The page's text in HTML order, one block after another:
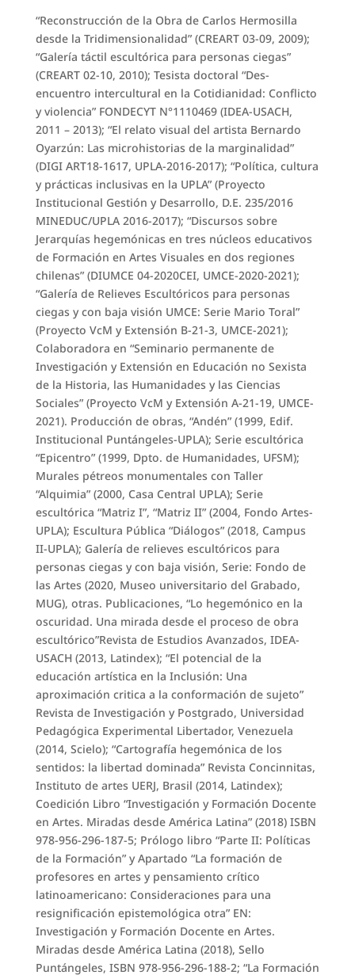
“Reconstrucción de la Obra de Carlos Hermosilla
desde la Tridimensionalidad” (CREART 03-09, 2009);
“Galería táctil escultórica para personas ciegas”
(CREART 02-10, 2010); Tesista doctoral “Des-
encuentro intercultural en la Cotidianidad: Conflicto
y violencia” FONDECYT N°1110469 (IDEA-USACH,
2011 – 2013); “El relato visual del artista Bernardo
Oyarzún: Las microhistorias de la marginalidad”
(DIGI ART18-1617, UPLA-2016-2017); “Política, cultura
y prácticas inclusivas en la UPLA” (Proyecto
Institucional Gestión y Desarrollo, D.E. 235/2016
MINEDUC/UPLA 2016-2017); “Discursos sobre
Jerarquías hegemónicas en tres núcleos educativos
de Formación en Artes Visuales en dos regiones
chilenas” (DIUMCE 04-2020CEI, UMCE-2020-2021);
“Galería de Relieves Escultóricos para personas
ciegas y con baja visión UMCE: Serie Mario Toral”
(Proyecto VcM y Extensión B-21-3, UMCE-2021);
Colaboradora en “Seminario permanente de
Investigación y Extensión en Educación no Sexista
de la Historia, las Humanidades y las Ciencias
Sociales” (Proyecto VcM y Extensión A-21-19, UMCE-
2021). Producción de obras, “Andén” (1999, Edif.
Institucional Puntángeles-UPLA); Serie escultórica
“Epicentro” (1999, Dpto. de Humanidades, UFSM);
Murales pétreos monumentales con Taller
“Alquimia” (2000, Casa Central UPLA); Serie
escultórica “Matriz I”, “Matriz II” (2004, Fondo Artes-
UPLA); Escultura Pública “Diálogos” (2018, Campus
II-UPLA); Galería de relieves escultóricos para
personas ciegas y con baja visión, Serie: Fondo de
las Artes (2020, Museo universitario del Grabado,
MUG), otras. Publicaciones, “Lo hegemónico en la
oscuridad. Una mirada desde el proceso de obra
escultórico”Revista de Estudios Avanzados, IDEA-
USACH (2013, Latindex); “El potencial de la
educación artística en la Inclusión: Una
aproximación critica a la conformación de sujeto”
Revista de Investigación y Postgrado, Universidad
Pedagógica Experimental Libertador, Venezuela
(2014, Scielo); “Cartografía hegemónica de los
sentidos: la libertad dominada” Revista Concinnitas,
Instituto de artes UERJ, Brasil (2014, Latindex);
Coedición Libro “Investigación y Formación Docente
en Artes. Miradas desde América Latina” (2018) ISBN
978-956-296-187-5; Prólogo libro “Parte II: Políticas
de la Formación” y Apartado “La formación de
profesores en artes y pensamiento crítico
latinoamericano: Consideraciones para una
resignificación epistemológica otra” EN:
Investigación y Formación Docente en Artes.
Miradas desde América Latina (2018), Sello
Puntángeles, ISBN 978-956-296-188-2; “La Formación